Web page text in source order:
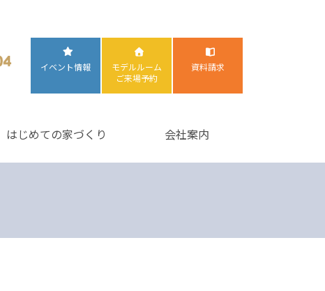
イベント情報
モデルルーム
ご来場予約
資料請求
はじめての家づくり 会社案内